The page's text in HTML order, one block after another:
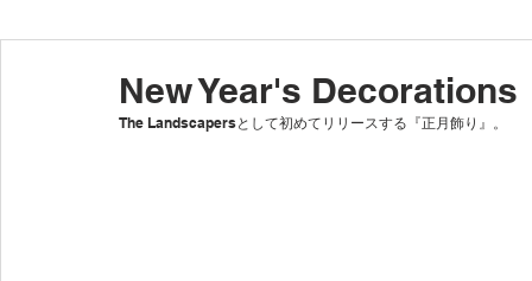
New Year's Decorations
The Landscapersとして初めてリリースする『正月飾り』。